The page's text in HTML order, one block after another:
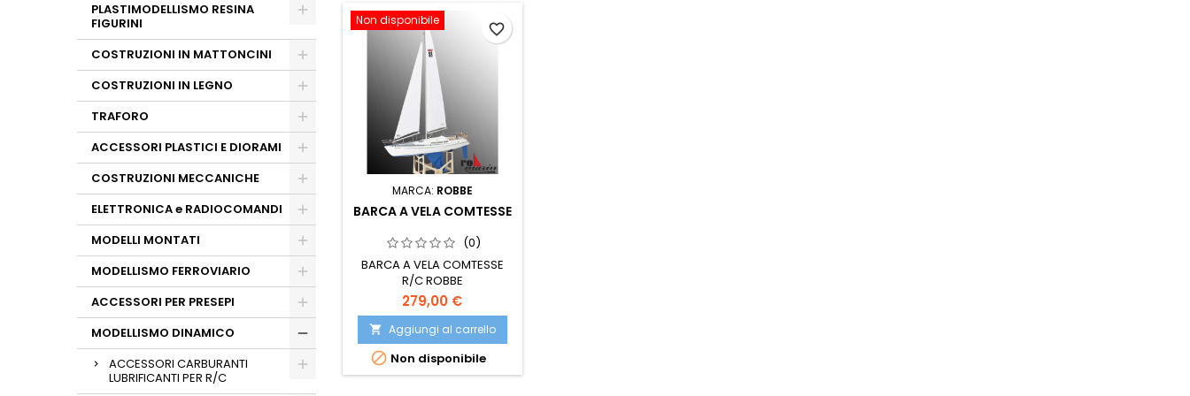
PLASTIMODELLISMO RESINA
FIGURINI
COSTRUZIONI IN MATTONCINI
COSTRUZIONI IN LEGNO
TRAFORO
ACCESSORI PLASTICI E DIORAMI
COSTRUZIONI MECCANICHE
ELETTRONICA e RADIOCOMANDI
MODELLI MONTATI
MODELLISMO FERROVIARIO
ACCESSORI PER PRESEPI
MODELLISMO DINAMICO
ACCESSORI CARBURANTI
LUBRIFICANTI PER R/C
Non disponibile
MARCA: ROBBE
BARCA A VELA COMTESSE
(0)
BARCA A VELA COMTESSE
R/C ROBBE
279,00 €
 Aggiungi al carrello
 Non disponibile
favorite_border